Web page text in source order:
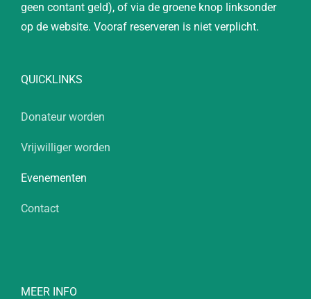
geen contant geld), of via de groene knop linksonder
op de website. Vooraf reserveren is niet verplicht.
QUICKLINKS
Donateur worden
Vrijwilliger worden
Evenementen
Contact
MEER INFO